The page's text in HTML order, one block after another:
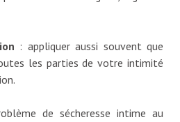
: appliquer aussi souvent que
les parties de votre intimité
de sécheresse intime au